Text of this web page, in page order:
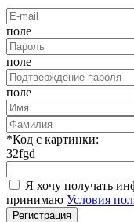
поле
поле
поле
*Код с картинки:
32fgd
Я хочу получать
принимаю Условия
Регистрация